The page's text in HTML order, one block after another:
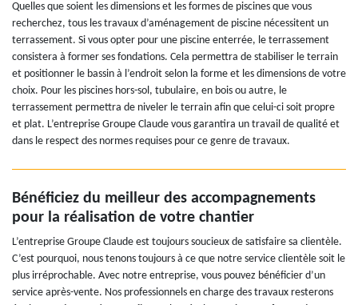
Quelles que soient les dimensions et les formes de piscines que vous
recherchez, tous les travaux d’aménagement de piscine nécessitent un
terrassement. Si vous opter pour une piscine enterrée, le terrassement
consistera à former ses fondations. Cela permettra de stabiliser le terrain
et positionner le bassin à l’endroit selon la forme et les dimensions de votre
choix. Pour les piscines hors-sol, tubulaire, en bois ou autre, le
terrassement permettra de niveler le terrain afin que celui-ci soit propre
et plat. L’entreprise Groupe Claude vous garantira un travail de qualité et
dans le respect des normes requises pour ce genre de travaux.
Bénéficiez du meilleur des accompagnements
pour la réalisation de votre chantier
L’entreprise Groupe Claude est toujours soucieux de satisfaire sa clientèle.
C’est pourquoi, nous tenons toujours à ce que notre service clientèle soit le
plus irréprochable. Avec notre entreprise, vous pouvez bénéficier d’un
service après-vente. Nos professionnels en charge des travaux resterons